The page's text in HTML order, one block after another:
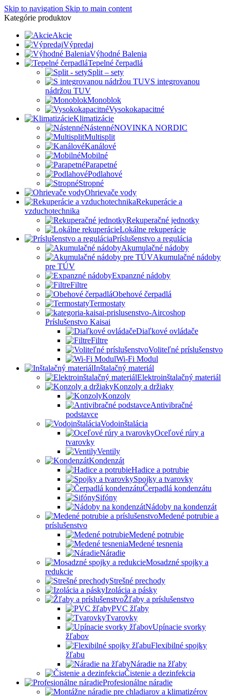
Skip to navigation Skip to main content
Kategórie produktov
Akcie
Výpredaj
Výhodné Balenia
Tepelné čerpadlá
Split – sety
S integrovanou
nádržou TUV
Monoblok
Vysokokapacitné
Klimatizácie
NástennéNOVINKA NORDIC
Multisplit
Kanálové
Mobilné
Parapetné
Podlahové
Stropné
Ohrievače vody
Rekuperácie a
vzduchotechnika
Rekuperačné jednotky
Lokálne rekuperácie
Príslušenstvo a regulácia
Akumulačné nádoby
Akumulačné nádoby
pre TÚV
Expanzné nádoby
Filtre
Obehové čerpadlá
Termostaty
Príslušenstvo Kaisai
Diaľkové ovládače
Filtre
Voliteľné príslušenstvo
Wi-Fi Modul
Inštalačný materiál
Elektroinštalačný materiál
Konzoly a držiaky
Konzoly
Antivibračné
podstavce
Vodoinštalácia
Oceľové rúry a
tvarovky
Ventily
Kondenzát
Hadice a potrubie
Spojky a tvarovky
Čerpadlá kondenzátu
Sifóny
Nádoby na kondenzát
Medené potrubie a
príslušenstvo
Medené potrubie
Medené tesnenia
Náradie
Mosadzné spojky a
redukcie
Strešné prechody
Izolácia a pásky
Žľaby a príslušenstvo
PVC žľaby
Tvarovky
Upínacie svorky
žľabov
Flexibilné spojky
žľabu
Náradie na žľaby
Čistenie a dezinfekcia
Profesionálne náradie